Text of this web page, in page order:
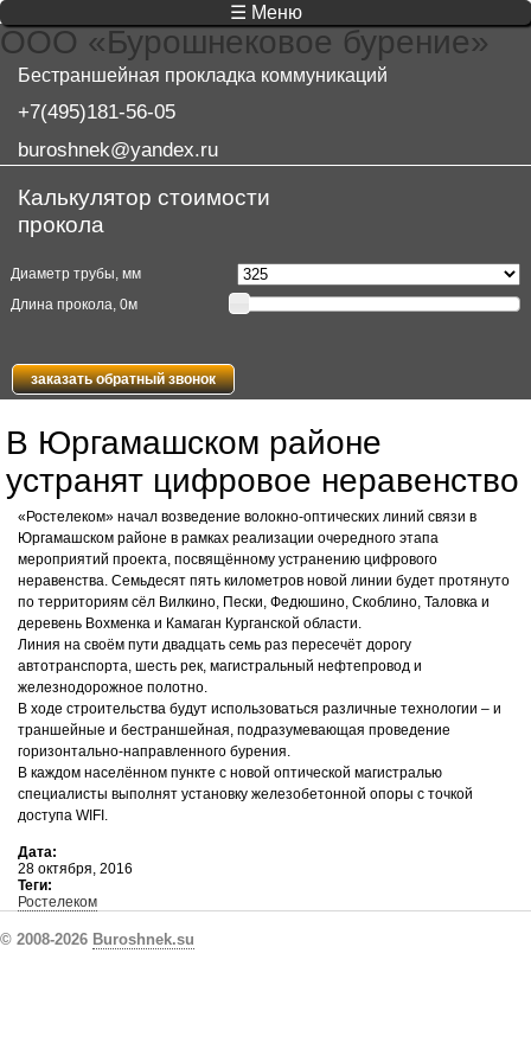
ООО «Бурошнековое бурение»
Бестраншейная прокладка коммуникаций
+7(495)181-56-05
buroshnek@yandex.ru
☰ Меню
Калькулятор стоимости
прокола
Диаметр трубы, мм
Длина прокола, 0м
заказать обратный звонок
В Юргамашском районе
устранят цифровое неравенство
«Ростелеком» начал возведение волокно-оптических линий связи в
Юргамашском районе в рамках реализации очередного этапа
мероприятий проекта, посвящённому устранению цифрового
неравенства. Семьдесят пять километров новой линии будет протянуто
по территориям сёл Вилкино, Пески, Федюшино, Скоблино, Таловка и
деревень Вохменка и Камаган Курганской области.
Линия на своём пути двадцать семь раз пересечёт дорогу
автотранспорта, шесть рек, магистральный нефтепровод и
железнодорожное полотно.
В ходе строительства будут использоваться различные технологии – и
траншейные и бестраншейная, подразумевающая проведение
горизонтально-направленного бурения.
В каждом населённом пункте с новой оптической магистралью
специалисты выполнят установку железобетонной опоры с точкой
доступа WIFI.
Дата:
28 октября, 2016
Теги:
Ростелеком
© 2008-2026 Buroshnek.su